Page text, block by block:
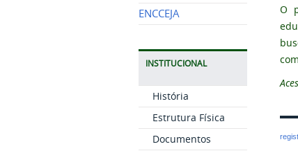
ENCCEJA
INSTITUCIONAL
História
Estrutura Física
Documentos
O